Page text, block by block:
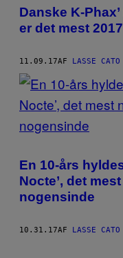
Danske K-
er det mest
11.09.17AF LASSE CATO
En 10-års
Nocte’, det
nogensinde
10.31.17AF LASSE CATO